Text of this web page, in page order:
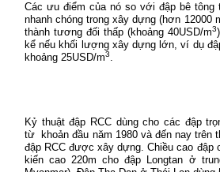
Các ưu điểm của nó so với đập bê
nhanh chóng trong xây dựng (hơn 12000
thành tương đối thấp (khoảng 40USD/m3
kể nếu khối lượng xây dựng lớn, ví dụ
khoảng 25USD/m3.
Kỷ thuật đập RCC dùng cho các đập
từ
khoản đầu năm 1980 và đến nay trên
đập RCC được xây dựng. Chiều cao đập
kiến cao 220m cho đập Longtan ở